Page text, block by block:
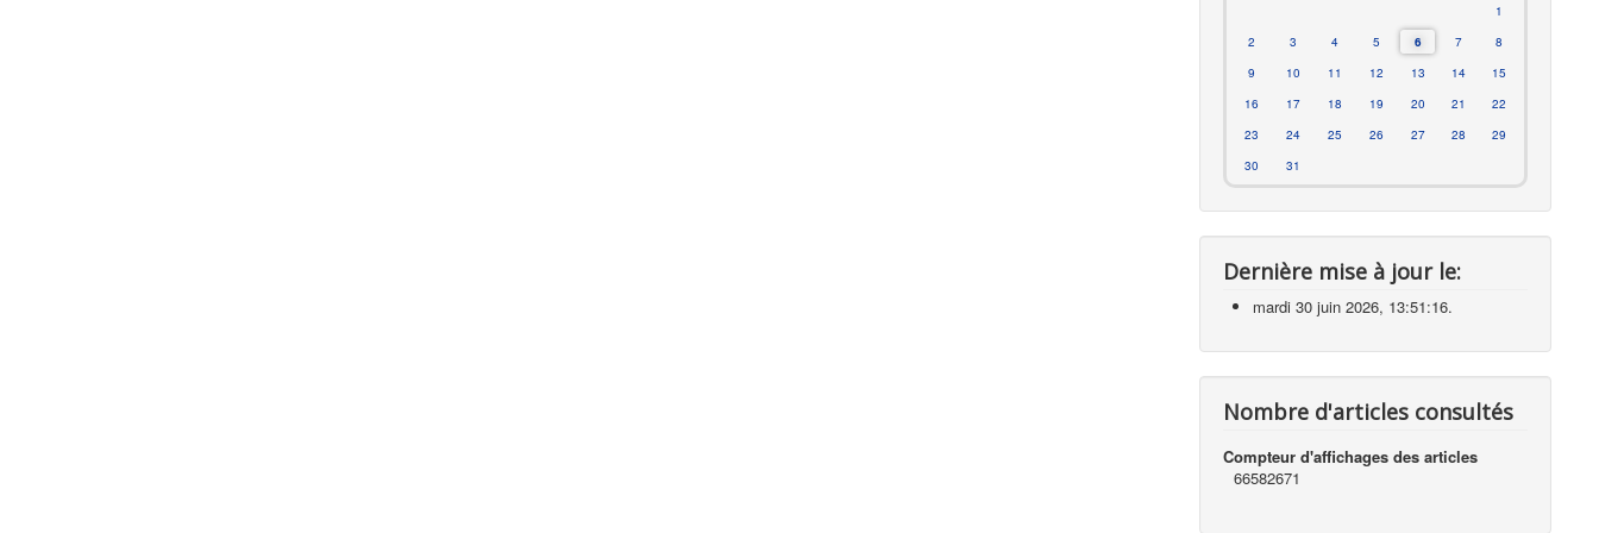
1
2
3 4 5 6 7
8
9
10 11 12 13 14
15
16
17 18 19 20 21
22
23
24 25 26 27 28
29
30
31
Dernière mise à jour le:
mardi 30 juin 2026, 13:51:16.
Nombre d'articles consultés
Compteur d'affichages des articles
66582671